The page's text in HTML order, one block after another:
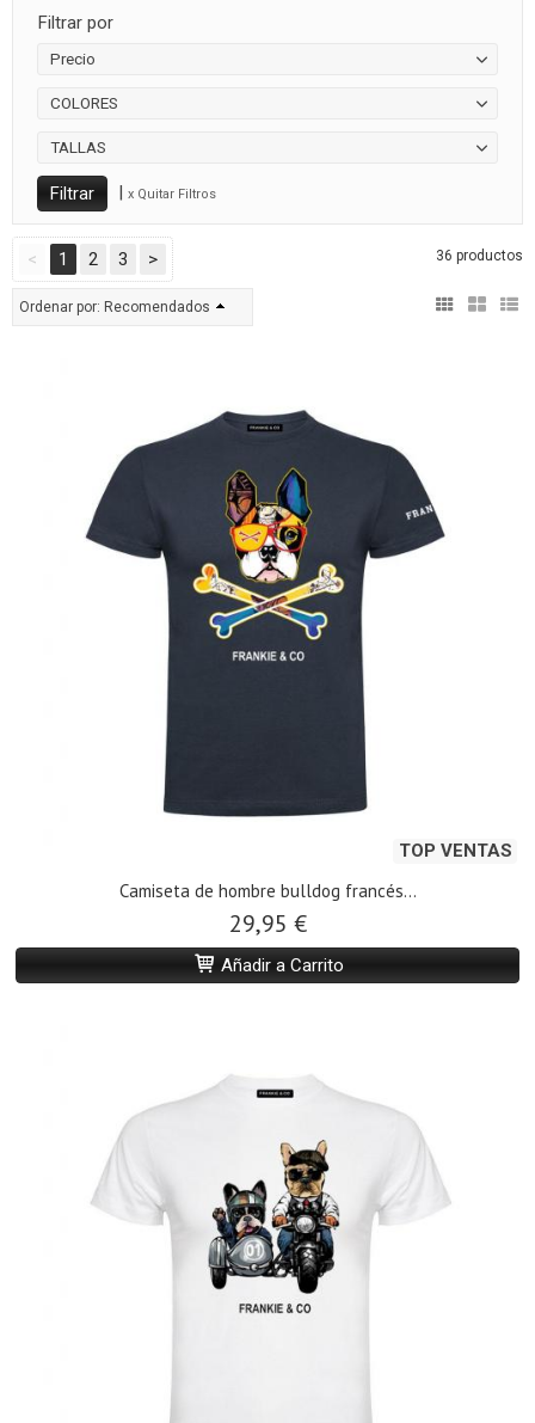
Filtrar por
Precio
COLORES
TALLAS
x Quitar Filtros
< 1 2 3 > 36 productos
Ordenar por: Recomendados
TOP VENTAS
Camiseta de hombre bulldog francés...
29,95 €
Añadir a Carrito